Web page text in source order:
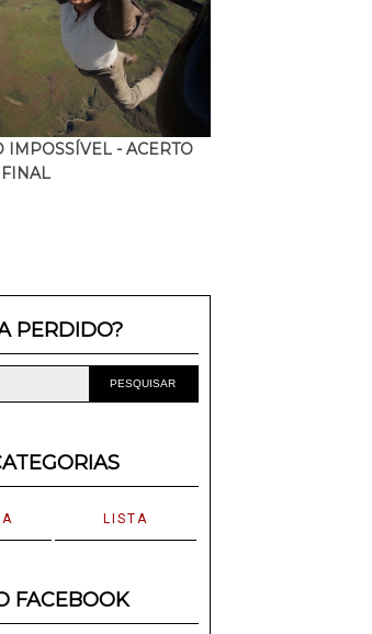
IMPOSSÍVEL - ACERTO
FINAL
PERDIDO?
LISTA
FACEBOOK